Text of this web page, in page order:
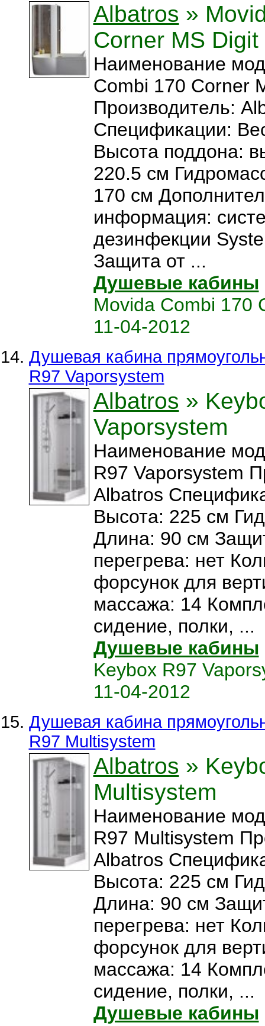
Albatros »
Corner MS Digit
Наименование
Combi 170 Corner
Производитель:
Спецификации:
Высота поддона:
220.5 см
170 см
информация:
дезинфекции
Защита от ...
Душевые кабины
Movida Combi 170
11-04-2012
Душевая кабина
R97 Vaporsystem
Albatros »
Vaporsystem
Наименование
R97 Vaporsystem
Albatros
Высота: 225 см
Длина: 90 см
перегрева: нет
форсунок для
массажа: 14
сидение, полки, ...
Душевые кабины
Keybox R97
11-04-2012
Душевая кабина
R97 Multisystem
Albatros »
Multisystem
Наименование
R97 Multisystem
Albatros
Высота: 225 см
Длина: 90 см
перегрева: нет
форсунок для
массажа: 14
сидение, полки, ...
Душевые кабины